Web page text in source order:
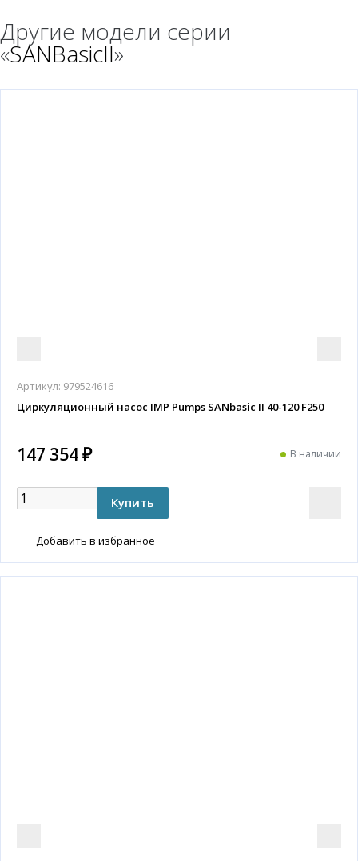
Другие модели серии
«SANBasicII»
Артикул: 979524616
Циркуляционный насос IMP Pumps SANbasic II 40-120 F250
147 354 ₽ В наличии
Добавить в избранное